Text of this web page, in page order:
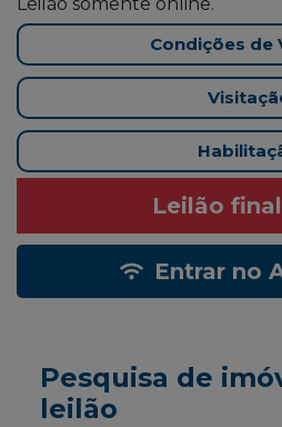
Leilão somente online.
Condições de
Leilão
Entrar no
Pesquisa de
leilão